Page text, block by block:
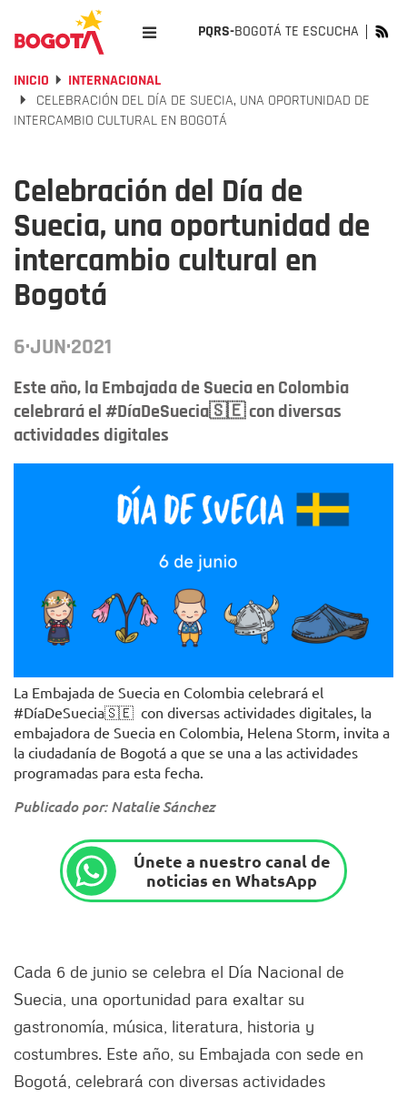
PQRS-BOGOTÁ TE ESCUCHA
INICIO
INTERNACIONAL
CELEBRACIÓN DEL DÍA DE SUECIA, UNA OPORTUNIDAD DE
INTERCAMBIO CULTURAL EN BOGOTÁ
Celebración del Día de
Suecia, una oportunidad de
intercambio cultural en
Bogotá
6·JUN·2021
Este año, la Embajada de Suecia en Colombia
celebrará el #DíaDeSuecia🇸🇪 con diversas
actividades digitales
La Embajada de Suecia en Colombia celebrará el
#DíaDeSuecia🇸🇪 con diversas actividades digitales, la
embajadora de Suecia en Colombia, Helena Storm, invita a
la ciudadanía de Bogotá a que se una a las actividades
programadas para esta fecha.
Publicado por: Natalie Sánchez
Únete a nuestro canal de
noticias en WhatsApp
Cada 6 de junio se celebra el Día Nacional de
Suecia, una oportunidad para exaltar su
gastronomía, música, literatura, historia y
costumbres. Este año, su Embajada con sede en
Bogotá, celebrará con diversas actividades